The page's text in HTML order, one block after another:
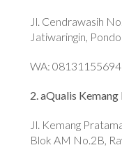
Jl. Cendrawasih
Jatiwaringin,
WA:
2. aQualis
Jl. Kemang
Blok AM No.2B,